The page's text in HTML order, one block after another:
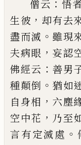
僧云 ：悟
生彼 ， 却有去
盡而滅 。雖現
夫病眼 ，妄認
佛經云 ： 善男
種顛倒 。猶如
自身相 ， 六塵
空中花 ， 乃至
言有定滅處 。